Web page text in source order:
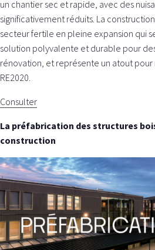
un chantier sec et rapide, avec des
significativement réduits. La
secteur fertile en pleine expansion qui
solution polyvalente et durable pour
rénovation, et représente un atout
RE2020.
Consulter
La préfabrication des structures
construction